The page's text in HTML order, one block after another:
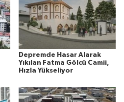
Depremde Hasar Alarak
Yıkılan Fatma Gölcü Camii,
Hızla Yükseliyor